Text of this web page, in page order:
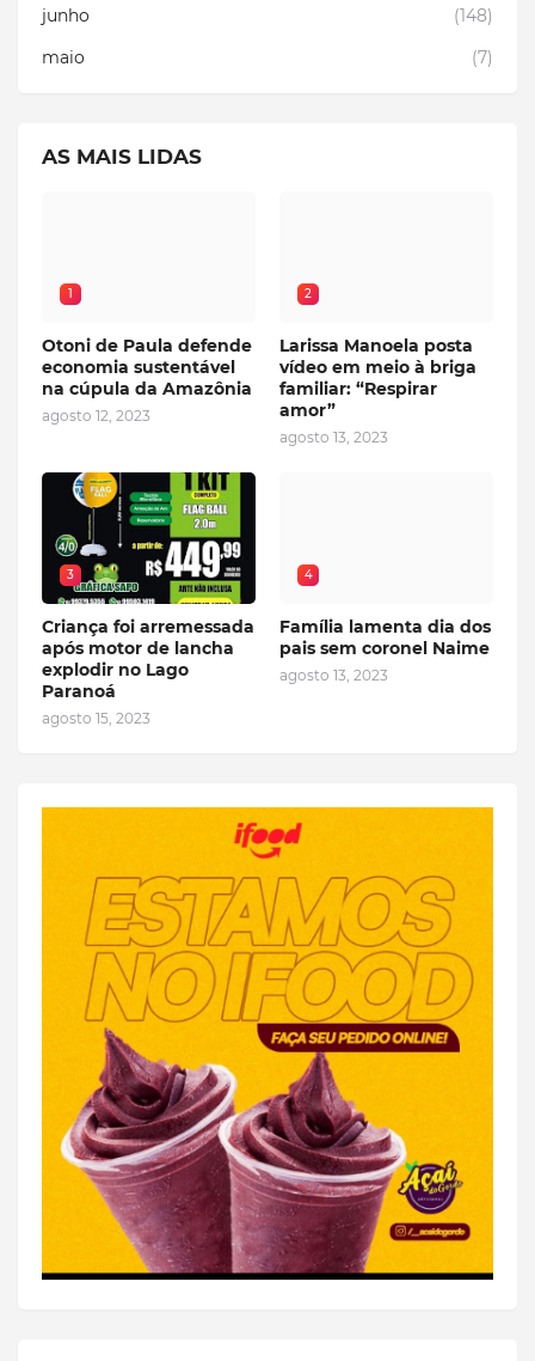
junho
(148)
maio
(7)
AS MAIS LIDAS
1
Otoni de Paula defende
economia sustentável
na cúpula da Amazônia
agosto 12, 2023
2
Larissa Manoela posta
vídeo em meio à briga
familiar: “Respirar
amor”
agosto 13, 2023
3
Criança foi arremessada
após motor de lancha
explodir no Lago
Paranoá
agosto 15, 2023
4
Família lamenta dia dos
pais sem coronel Naime
agosto 13, 2023